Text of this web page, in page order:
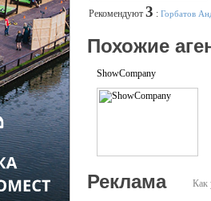
Рекомендуют 3 : Горбатов
Похожие
ShowCompany
Как
Реклама